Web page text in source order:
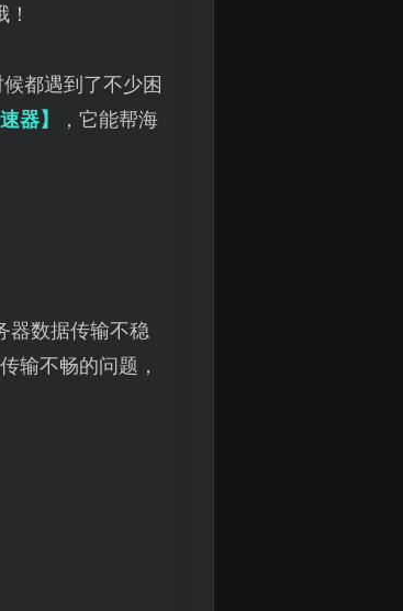
都遇到了不少困
器】
，它能帮海
器数据传输不稳
输不畅的问题，